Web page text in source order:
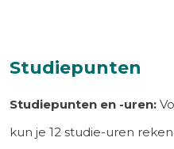
Studiepunten
Studiepunten en -uren:
kun je 12 studie-uren